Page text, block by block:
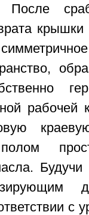
После
рабочей
Будучи
с